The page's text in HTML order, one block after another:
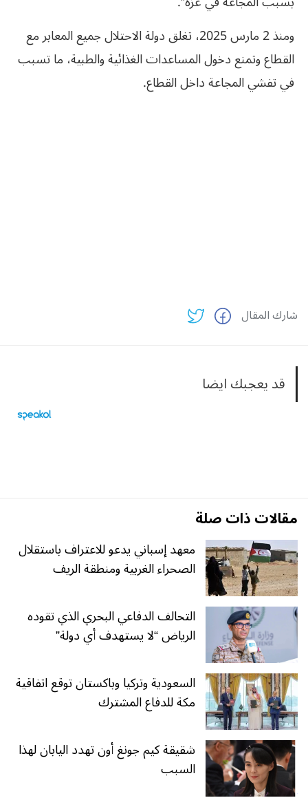
ومنذ 2 مارس 2025، تغلق دولة الاحتلال جميع المعابر مع
القطاع وتمنع دخول المساعدات الغذائية والطبية، ما تسبب
في تفشي المجاعة داخل القطاع.
شارك المقال
قد يعجبك ايضا
مقالات ذات صلة
معهد إسباني يدعو للاعتراف باستقلال
الصحراء الغربية ومنطقة الريف
التحالف الدفاعي البحري الذي تقوده
الرياض “لا يستهدف أي دولة”
السعودية وتركيا وباكستان توقع اتفاقية
مكة للدفاع المشترك
شقيقة كيم جونغ أون تهدد اليابان لهذا
السبب